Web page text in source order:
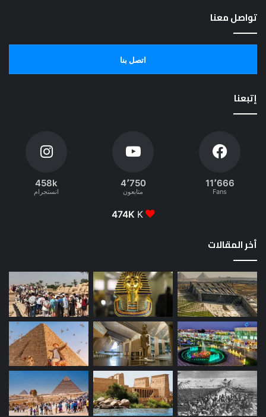
تواصل معنا
اتصل بنا
إتبعنا
11٬666
Fans
4٬750
متابعون
458k
انستجرام
474K K
أخر المقالات